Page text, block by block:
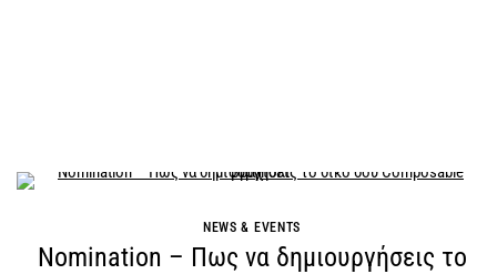
NEWS & EVENTS
Nomination – Πως να δημιουργήσεις το